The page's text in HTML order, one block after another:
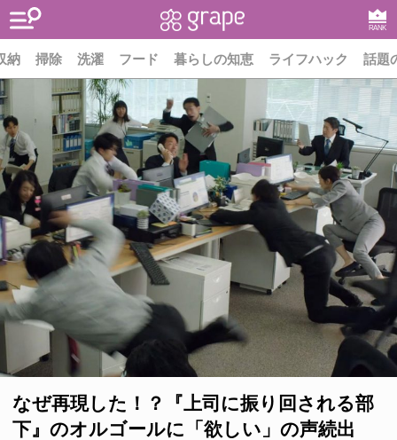
RANK
納 掃除 洗濯 フード 暮らしの知恵 ライフハック 話題
なぜ再現した！？『上司に振り回される部
下』のオルゴールに「欲しい」の声続出